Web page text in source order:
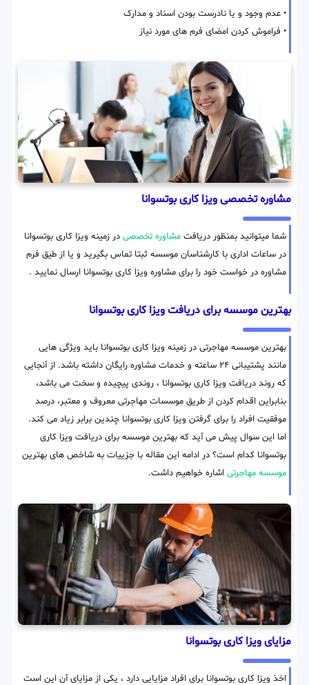
• عدم وجود و یا نادرست بودن اسناد و مدارک
• فراموش کردن امضای فرم های مورد نیاز
مشاوره تخصصی ویزا کاری بوتسوانا
شما میتوانید بمنظور دریافت مشاوره تخصصی در زمینه ویزا کاری بوتسوانا
در ساعات اداری با کارشناسان موسسه ثبتا تماس بگیرید و یا از طیق فرم
مشاوره در خواست خود را برای مشاوره ویزا کاری بوتسوانا ارسال نمایید .
بهترین موسسه برای دریافت ویزا کاری بوتسوانا
بهترین موسسه مهاجرتی در زمینه ویزا کاری بوتسوانا باید ویژگی هایی
مانند پشتیبانی ۲۴ ساعته و خدمات مشاوره رایگان داشته باشد. از آنجایی
که روند دریافت ویزا کاری بوتسوانا ، روندی پیچیده و سخت می باشد،
بنابراین اقدام کردن از طریق موسسات مهاجرتی معروف و معتبر، درصد
موفقیت افراد را برای گرفتن ویزا کاری بوتسوانا چندین برابر زیاد می کند.
اما این سوال پیش می آید که بهترین موسسه برای دریافت ویزا کاری
بوتسوانا کدام است؟ در ادامه این مقاله با جزییات به شاخص های بهترین
موسسه مهاجرتی اشاره خواهیم داشت.
مزایای ویزا کاری بوتسوانا
اخذ ویزا کاری بوتسوانا برای افراد مزایایی دارد ، یکی از مزایای آن این است